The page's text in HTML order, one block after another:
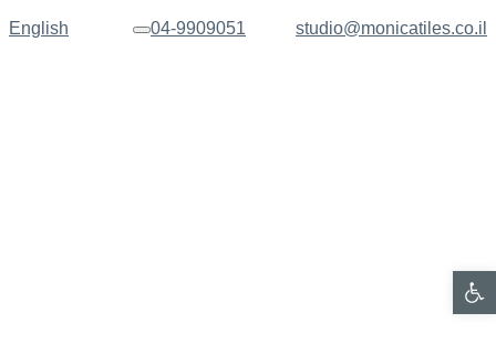
English studio@monicatiles.co.il
04-9909051 תפריט
פתח סרגל נגישות